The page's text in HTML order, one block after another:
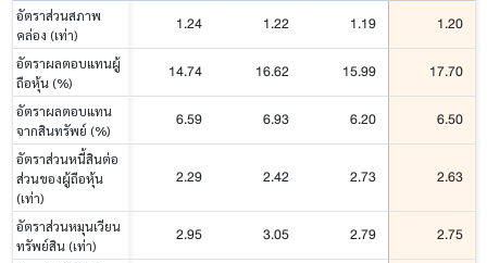
อัตราส่วนสภาพ
คล่อง (เท่า)
1.24 1.22 1.19 1.20
อัตราผลตอบแทนผู้
ถือหุ้น (%)
14.74 16.62 15.99 17.70
อัตราผลตอบแทน
จากสินทรัพย์ (%)
6.59 6.93 6.20 6.50
อัตราส่วนหนี้สินต่อ
ส่วนของผู้ถือหุ้น
(เท่า)
2.29 2.42 2.73 2.63
อัตราส่วนหมุนเวียน
ทรัพย์สิน (เท่า)
2.95 3.05 2.79 2.75